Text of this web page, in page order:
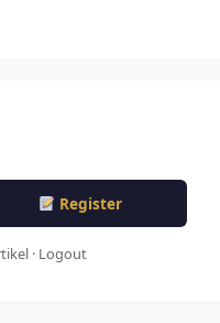
Register
· Logout